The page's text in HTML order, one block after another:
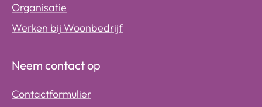
Organisatie
Werken bij Woonbedrijf
Neem contact op
Contactformulier